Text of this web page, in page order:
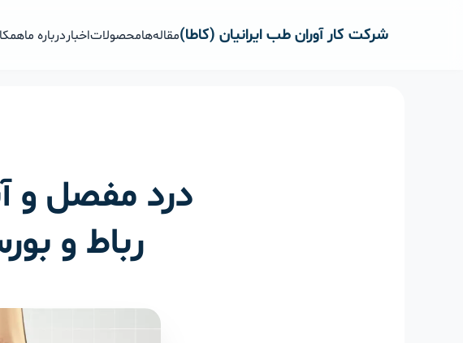
شرکت کار آوران طب ایرانیان (کاطا)مقاله‌هامحصولاتاخباردرباره ما
درد مفصل و
رباط و